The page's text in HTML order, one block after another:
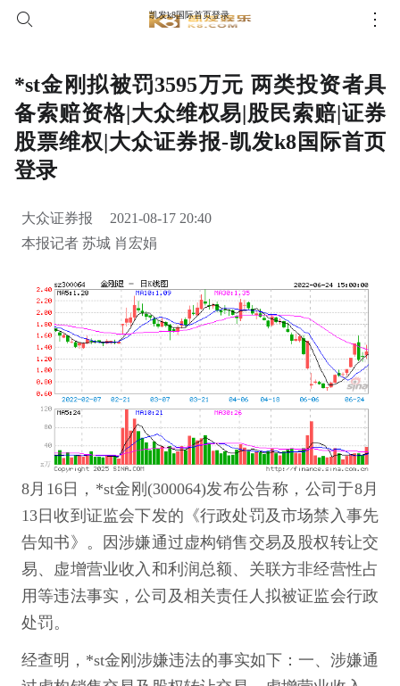
凯发k8国际首页登录
*st金刚拟被罚3595万元 两类投资者具
备索赔资格|大众维权易|股民索赔|证券
股票维权|大众证券报-凯发k8国际首页
登录
大众证券报
2021-08-17 20:40
本报记者 苏城 肖宏娟
8月16日，*st金刚(300064)发布公告称，公司于8月
13日收到证监会下发的《行政处罚及市场禁入事先
告知书》。因涉嫌通过虚构销售交易及股权转让交
易、虚增营业收入和利润总额、关联方非经营性占
用等违法事实，公司及相关责任人拟被证监会行政
处罚。
经查明，*st金刚涉嫌违法的事实如下：一、涉嫌通